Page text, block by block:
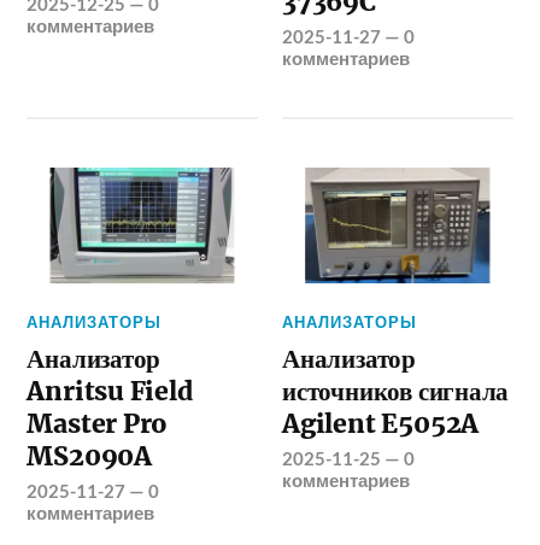
комментариев
2025-11-27 —0
комментариев
АНАЛИЗАТОРЫ
Анализатор
Anritsu Field
Master Pro
MS2090A
2025-11-27 —0
комментариев
АНАЛИЗАТОРЫ
Анализатор
источников сигнала
Agilent E5052A
2025-11-25 —0
комментариев